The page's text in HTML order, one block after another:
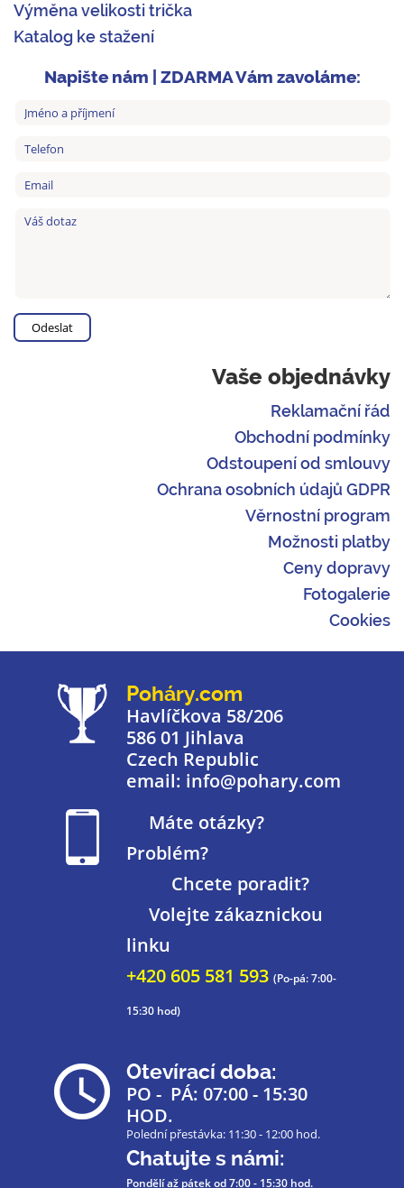
Výměna velikosti trička
Katalog ke stažení
Napište nám | ZDARMA Vám zavoláme:
Vaše objednávky
Reklamační řád
Obchodní podmínky
Odstoupení od smlouvy
Ochrana osobních údajů GDPR
Věrnostní program
Možnosti platby
Ceny dopravy
Fotogalerie
Cookies
Poháry.com
Havlíčkova 58/206
586 01 Jihlava
Czech Republic
email: info@pohary.com
Máte otázky?
Problém?
Chcete poradit?
Volejte zákaznickou
linku
+420 605 581 593 (Po-pá: 7:00-
15:30 hod)
Otevírací doba:
PO - PÁ: 07:00 - 15:30
HOD.
Polední přestávka: 11:30 - 12:00 hod.
Chatujte s námi:
Pondělí až pátekod 7:00 - 15:30 hod.